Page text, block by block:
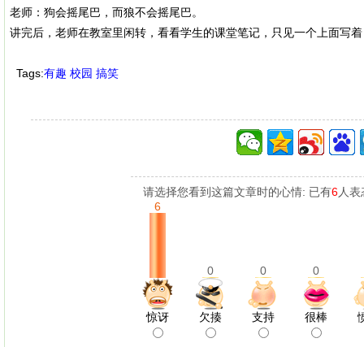
老师：狗会摇尾巴，而狼不会摇尾巴。
讲完后，老师在教室里闲转，看看学生的课堂笔记，只见一个上面写
Tags:有趣 校园 搞笑
请选择您看到这篇文章时的心情: 已有6人
6
0 0 0
惊讶 欠揍 支持 很棒